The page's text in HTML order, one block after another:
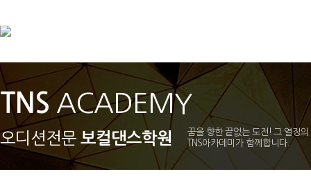
TNSACADEMY
오디션전문 보컬댄스학원
꿈을 향한 끝없는 도전! 그 열정의
TNS아카데미가 함께합니다.